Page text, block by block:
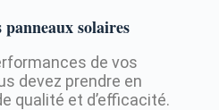
solaires
de vos
devez prendre en
qualité et d’efficacité.